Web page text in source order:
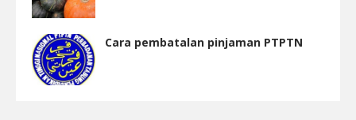
Cara pembatalan pinjaman PTPTN